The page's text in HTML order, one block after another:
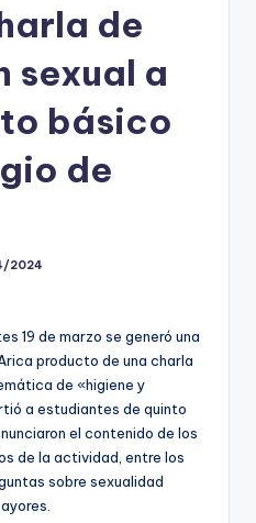
de
sexual a
básico
de
2024
19 de marzo se generó una
producto de una charla
de «higiene y
a estudiantes de quinto
el contenido de los
de la actividad, entre los
sobre sexualidad